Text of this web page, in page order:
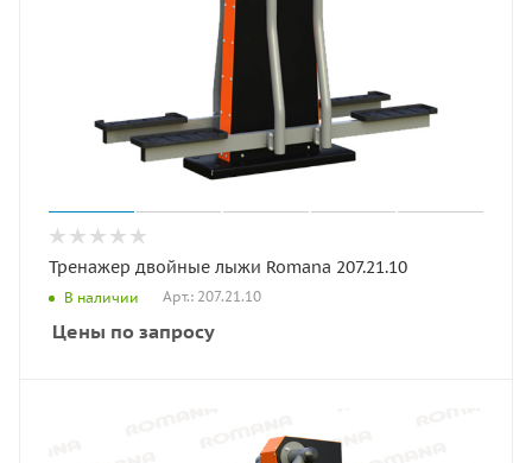
Тренажер двойные лыжи Romana 207.21.10
В наличии Арт.: 207.21.10
Цены по запросу